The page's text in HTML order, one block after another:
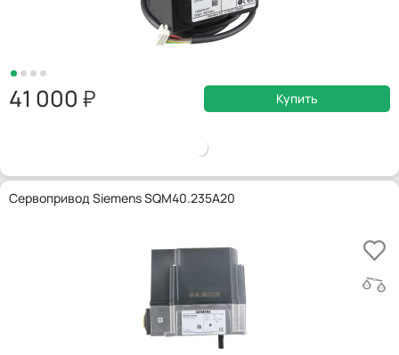
41 000 Купить
Сервопривод Siemens SQM40.235A20